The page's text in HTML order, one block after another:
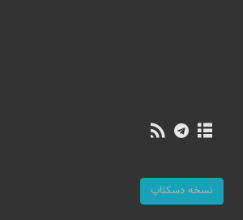
نسخه دسکتاپ